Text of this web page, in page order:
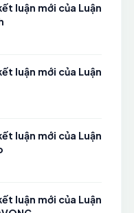
luận mới của Luận
luận mới của Luận
luận mới của Luận
luận mới của Luận